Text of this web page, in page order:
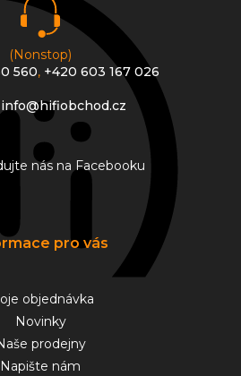
(Nonstop)
560, +420 603 167 026
info@hifiobchod.cz
nás na Facebooku
pro vás
objednávka
Novinky
prodejny
Napište nám